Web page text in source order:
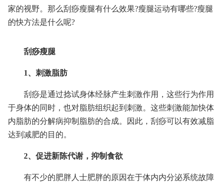
家的视野。那么刮痧瘦腿有什么效果?瘦腿运动有哪些?瘦腿
的快方法是什么呢?
刮痧瘦腿
1、刺激脂肪
刮痧是通过捻试身体经脉产生刺激作用，这些行为作用
于身体的同时，也对脂肪组织起到刺激。这些刺激能加快体
内脂肪的分解病抑制脂肪的合成。因此，刮痧可以有效减脂
达到减肥的目的。
2、促进新陈代谢，抑制食欲
有不少的肥胖人士肥胖的原因在于体内内分泌系统故障